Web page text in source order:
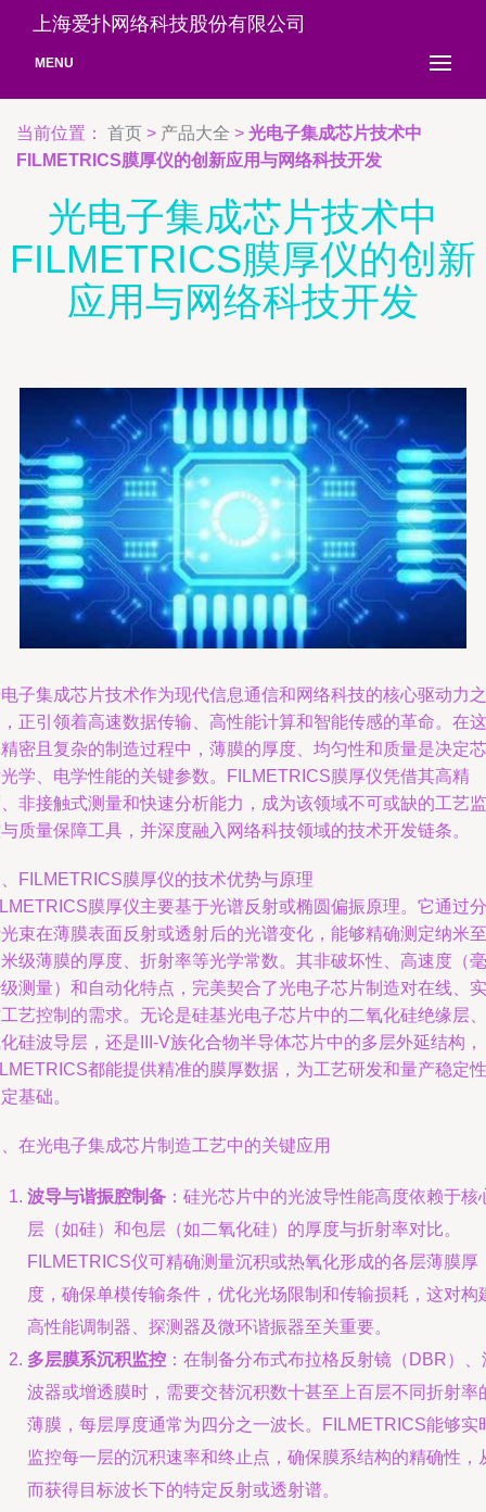
上海爱扑网络科技股份有限公司
MENU
当前位置： 首页 > 产品大全 > 光电子集成芯片技术中
FILMETRICS膜厚仪的创新应用与网络科技开发
光电子集成芯片技术中
FILMETRICS膜厚仪的创新
应用与网络科技开发
子集成芯片技术作为现代信息通信和网络科技的核心驱动力之
正引领着高速数据传输、高性能计算和智能传感的革命。在这
密且复杂的制造过程中，薄膜的厚度、均匀性和质量是决定芯
学、电学性能的关键参数。FILMETRICS膜厚仪凭借其高精
非接触式测量和快速分析能力，成为该领域不可或缺的工艺监
质量保障工具，并深度融入网络科技领域的技术开发链条。
FILMETRICS膜厚仪的技术优势与原理
膜厚仪主要基于光谱反射或椭圆偏振原理。它通过分
束在薄膜表面反射或透射后的光谱变化，能够精确测定纳米至
级薄膜的厚度、折射率等光学常数。其非破坏性、高速度（毫
测量）和自动化特点，完美契合了光电子芯片制造对在线、实
艺控制的需求。无论是硅基光电子芯片中的二氧化硅绝缘层、
硅波导层，还是III-V族化合物半导体芯片中的多层外延结构，
都能提供精准的膜厚数据，为工艺研发和量产稳定性
基础。
在光电子集成芯片制造工艺中的关键应用
波导与谐振腔制备 ：硅光芯片中的光波导性能高度依赖于核
层（如硅）和包层（如二氧化硅）的厚度与折射率对比。
FILMETRICS仪可精确测量沉积或热氧化形成的各层薄膜厚
度，确保单模传输条件，优化光场限制和传输损耗，这对构
高性能调制器、探测器及微环谐振器至关重要。
多层膜系沉积监控 ：在制备分布式布拉格反射镜（DBR）、
波器或增透膜时，需要交替沉积数十甚至上百层不同折射率
薄膜，每层厚度通常为四分之一波长。FILMETRICS能够实
监控每一层的沉积速率和终止点，确保膜系结构的精确性，
而获得目标波长下的特定反射或透射谱。